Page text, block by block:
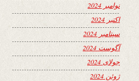
نوامبر 2024
اکتبر 2024
سپتامبر 2024
آگوست 2024
جولای 2024
ژوئن 2024